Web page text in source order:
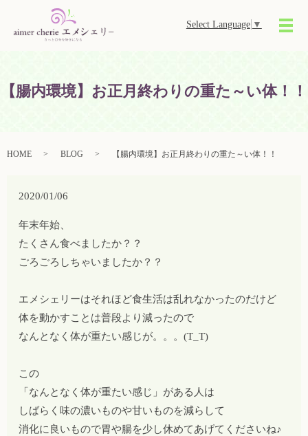
Select Language ▼
メ
【腸内環境】お正月終わりの重た～い体！！
HOME BLOG 【腸内環境】お正月終わりの重た～い体！！
2020/01/06
年末年始、
たくさん食べましたか？？
ごろごろしちゃいましたか？？
エメシェリーはそれほど食生活は乱れなかったのだけど
体を動かすことは普段より減ったので
なんとなく体が重たい感じが。。。(T_T)
この
「なんとなく体が重たい感じ」がある人は
しばらく味の濃いものや甘いものを減らして
消化に良いもので胃や腸を少し休めてあげてくださいね♪